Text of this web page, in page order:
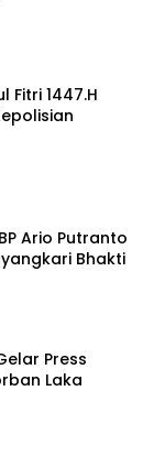
Fitri 1447.H
Ario Putranto
Bhakti
Press
Laka